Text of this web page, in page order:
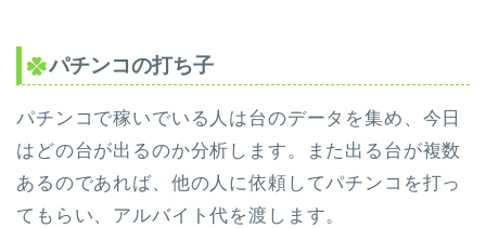
パチンコの打ち子
パチンコで稼いでいる人は台のデータを集め、今日
はどの台が出るのか分析します。また出る台が複数
あるのであれば、他の人に依頼してパチンコを打っ
てもらい、アルバイト代を渡します。